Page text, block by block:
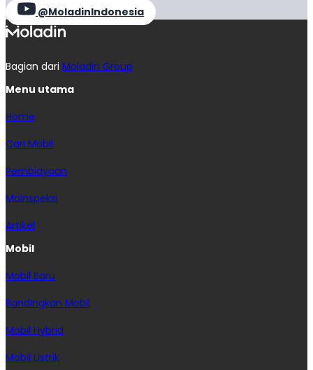
@MoladinIndonesia
Bagian dari Moladin Group
Menu utama
Home
Cari Mobil
Pembiayaan
MoInspeksi
Artikel
Mobil
Mobil Baru
Bandingkan Mobil
Mobil Hybrid
Mobil Listrik